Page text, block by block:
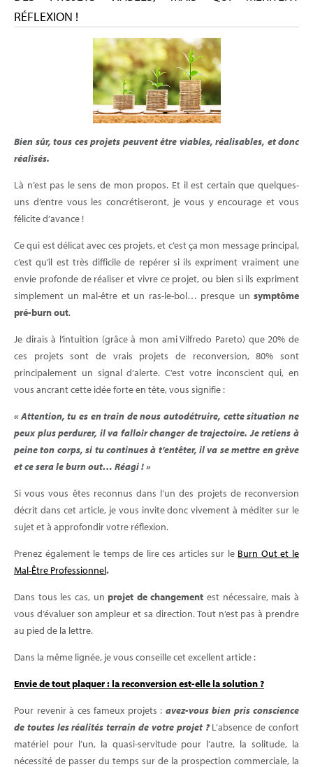
RÉFLEXION !
Bien sûr, tous ces projets peuvent être viables, réalisables, et donc
réalisés.
Là n’est pas le sens de mon propos. Et il est certain que quelques-
uns d’entre vous les concrétiseront, je vous y encourage et vous
félicite d’avance !
Ce qui est délicat avec ces projets, et c’est ça mon message principal,
c’est qu’il est très difficile de repérer si ils expriment vraiment une
envie profonde de réaliser et vivre ce projet, ou bien si ils expriment
simplement un mal-être et un ras-le-bol… presque un symptôme
pré-burn out.
Je dirais à l’intuition (grâce à mon ami Vilfredo Pareto) que 20% de
ces projets sont de vrais projets de reconversion, 80% sont
principalement un signal d’alerte. C’est votre inconscient qui, en
vous ancrant cette idée forte en tête, vous signifie :
« Attention, tu es en train de nous autodétruire, cette situation ne
peux plus perdurer, il va falloir changer de trajectoire. Je retiens à
peine ton corps, si tu continues à t’entêter, il va se mettre en grève
et ce sera le burn out… Réagi ! »
Si vous vous êtes reconnus dans l’un des projets de reconversion
décrit dans cet article, je vous invite donc vivement à méditer sur le
sujet et à approfondir votre réflexion.
Prenez également le temps de lire ces articles sur le Burn Out et le
Mal-Être Professionnel.
Dans tous les cas, un projet de changement est nécessaire, mais à
vous d’évaluer son ampleur et sa direction. Tout n’est pas à prendre
au pied de la lettre.
Dans la même lignée, je vous conseille cet excellent article :
Envie de tout plaquer : la reconversion est-elle la solution ?
Pour revenir à ces fameux projets : avez-vous bien pris conscience
de toutes les réalités terrain de votre projet ?L’absence de confort
matériel pour l’un, la quasi-servitude pour l’autre, la solitude, la
nécessité de passer du temps sur de la prospection commerciale, la